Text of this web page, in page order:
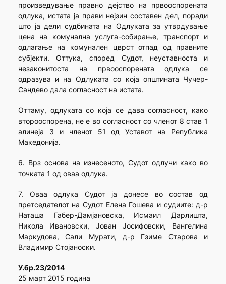
произведување правно дејство на првооспорената
одлука, истата ја прави нејзин составен дел, поради
што ја дели судбината на Одлуката за утврдување
цена на комунална услуга-собирање, транспорт и
одлагање на комунален цврст отпад од правните
субјекти. Оттука, според Судот, неуставноста и
незаконитоста на првооспорената одлука се
одразува и на Одлуката со која општината Чучер-
Сандево дала согласност на истата.
Оттаму, одлуката со која се дава согласност, како
второоспорена, не е во согласност со членот 8 став 1
алинеја 3 и членот 51 од Уставот на Република
Македонија.
6. Врз основа на изнесеното, Судот одлучи како во
точката 1 од оваа одлука.
7. Оваа одлука Судот ја донесе во состав од
претседателот на Судот Елена Гошева и судиите: д-р
Наташа Габер-Дамјановска, Исмаил Дарлишта,
Никола Ивановски, Јован Јосифовски, Вангелина
Маркудова, Сали Мурати, д-р Гзиме Старова и
Владимир Стојаноски.
У.бр.23/2014
25 март 2015 година